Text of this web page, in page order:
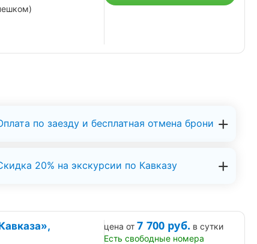
по заезду и бесплатная отмена брони
20% на экскурсии по Кавказу
цена от 7 700 руб. в сутки
Есть свободные номера